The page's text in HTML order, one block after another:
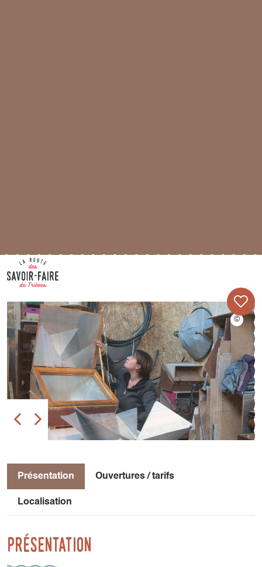
Présentation Ouvertures / tarifs
Localisation
Présentation